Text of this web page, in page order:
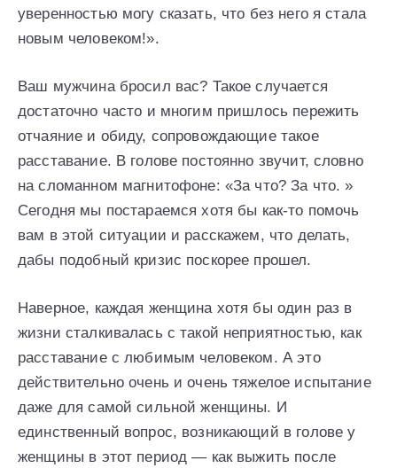
уверенностью могу сказать, что без него я стала
новым человеком!».
Ваш мужчина бросил вас? Такое случается
достаточно часто и многим пришлось пережить
отчаяние и обиду, сопровождающие такое
расставание. В голове постоянно звучит, словно
на сломанном магнитофоне: «За что? За что. »
Сегодня мы постараемся хотя бы как-то помочь
вам в этой ситуации и расскажем, что делать,
дабы подобный кризис поскорее прошел.
Наверное, каждая женщина хотя бы один раз в
жизни сталкивалась с такой неприятностью, как
расставание с любимым человеком. А это
действительно очень и очень тяжелое испытание
даже для самой сильной женщины. И
единственный вопрос, возникающий в голове у
женщины в этот период — как выжить после